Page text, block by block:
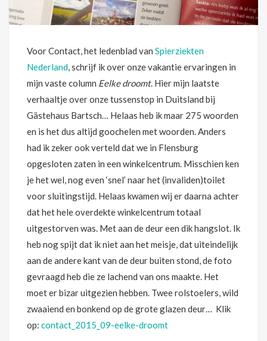
Voor Contact, het ledenblad van Spierziekten
Nederland, schrijf ik over onze vakantie ervaringen in
mijn vaste column Eelke droomt. Hier mijn laatste
verhaaltje over onze tussenstop in Duitsland bij
Gästehaus Bartsch… Helaas heb ik maar 275 woorden
en is het dus altijd goochelen met woorden. Anders
had ik zeker ook verteld dat we in Flensburg
opgesloten zaten in een winkelcentrum. Misschien ken
je het wel, nog even ‘snel’ naar het (invaliden)toilet
voor sluitingstijd. Helaas kwamen wij er daarna achter
dat het hele overdekte winkelcentrum totaal
uitgestorven was. Met aan de deur een dik hangslot. Ik
heb nog spijt dat ik niet aan het meisje, dat uiteindelijk
aan de andere kant van de deur buiten stond, de foto
gevraagd heb die ze lachend van ons maakte. Het
moet er bizar uitgezien hebben. Twee rolstoelers, wild
zwaaiend en bonkend op de grote glazen deur… Klik
op: contact_2015_09-eelke-droomt